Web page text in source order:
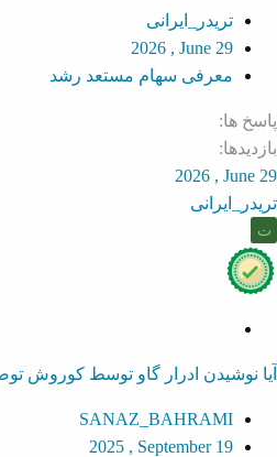
تریدر_ایرانی
2026 , June 29
معرفی سهام مستعد رشد
پاسخ ها
بازدیدها
2026 , June 29
تریدر_ایرانی
ت
l
v
e
آیا نوشیدن ادرار گاو توسط کوروش
SANAZ_BAHRAMI
2025 , September 19